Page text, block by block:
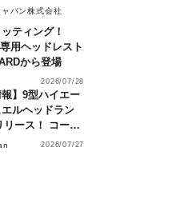
パン株式会社
ティング！
用ヘッドレスト
から登場
2026/07/28
報】9型ハイエー
ルヘッドラン
リース！ コーナ
プ、キーレス
2026/07/27